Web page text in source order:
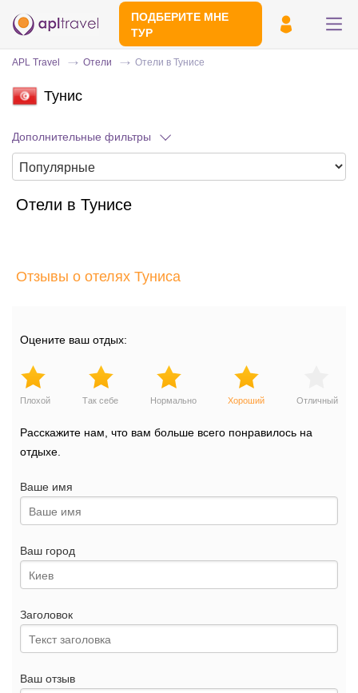
ПОДБЕРИТЕ МНЕ
ТУР
минут
APL Travel Отели Отели в Тунисе
Тунис
Дополнительные фильтры
Отели в Тунисе
Отзывы о отелях Туниса
Оцените ваш отдых:
Плохой Так себе Нормально Хороший Отличный
Расскажите нам, что вам больше всего понравилось на
отдыхе.
Ваше имя
Ваш город
Заголовок
Ваш отзыв